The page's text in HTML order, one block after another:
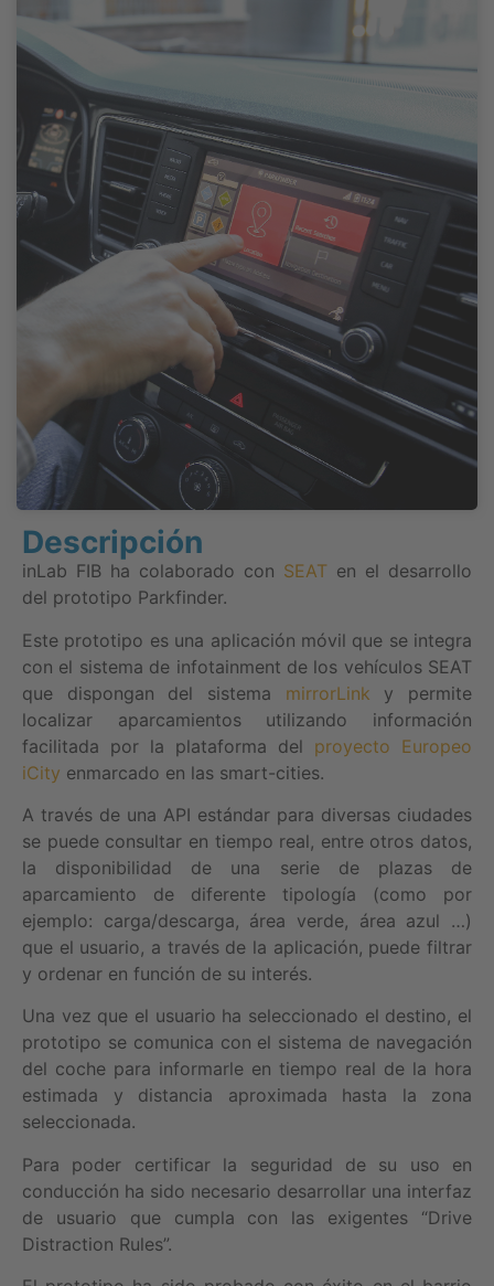
Descripción
inLab FIB ha colaborado con SEAT en el desarrollo
del prototipo Parkfinder.
Este prototipo es una aplicación móvil que se integra
con el sistema de infotainment de los vehículos SEAT
que dispongan del sistema mirrorLink y permite
localizar aparcamientos utilizando información
facilitada por la plataforma del proyecto Europeo
iCity enmarcado en las smart-cities.
A través de una API estándar para diversas ciudades
se puede consultar en tiempo real, entre otros datos,
la disponibilidad de una serie de plazas de
aparcamiento de diferente tipología (como por
ejemplo: carga/descarga, área verde, área azul …)
que el usuario, a través de la aplicación, puede filtrar
y ordenar en función de su interés.
Una vez que el usuario ha seleccionado el destino, el
prototipo se comunica con el sistema de navegación
del coche para informarle en tiempo real de la hora
estimada y distancia aproximada hasta la zona
seleccionada.
Para poder certificar la seguridad de su uso en
conducción ha sido necesario desarrollar una interfaz
de usuario que cumpla con las exigentes “Drive
Distraction Rules”.